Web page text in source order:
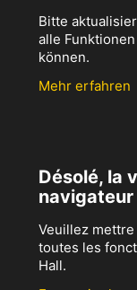
Bitte
alle
können.
Mehr erfahren
Désolé, la
navigateur
Veuillez
toutes les
Hall.